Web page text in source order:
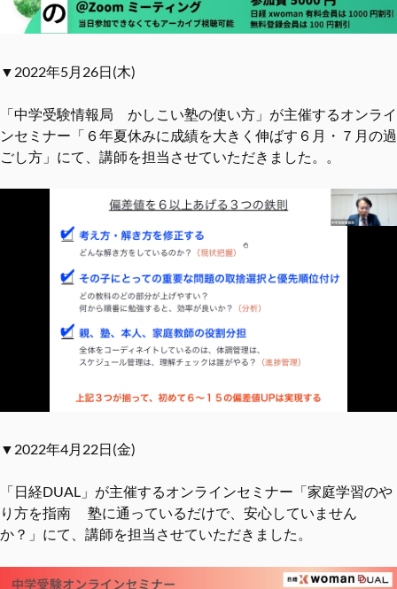
▼2022年5月26日(木)
「中学受験情報局 かしこい塾の使い方」が主催するオンライ
ンセミナー「６年夏休みに成績を大きく伸ばす６月・７月の過
ごし方」にて、講師を担当させていただきました。。
▼2022年4月22日(金)
「日経DUAL」が主催するオンラインセミナー「家庭学習のや
り方を指南 塾に通っているだけで、安心していません
か？」にて、講師を担当させていただきました。